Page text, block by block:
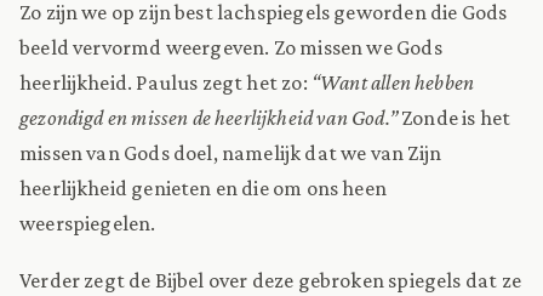
Zo zijn we op zijn best lachspiegels geworden die Gods
beeld vervormd weergeven. Zo missen we Gods
heerlijkheid. Paulus zegt het zo: “Want allen hebben
gezondigd en missen de heerlijkheid van God.”Zonde is het
missen van Gods doel, namelijk dat we van Zijn
heerlijkheid genieten en die om ons heen
weerspiegelen.
Verder zegt de Bijbel over deze gebroken spiegels dat ze